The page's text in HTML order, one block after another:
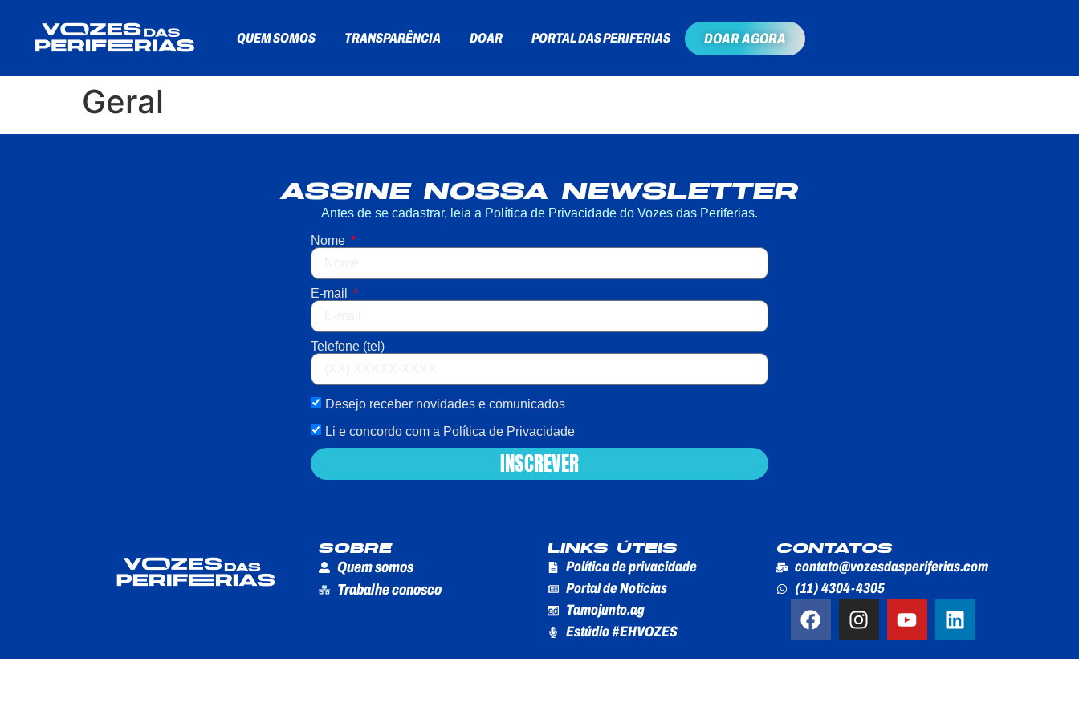
QUEM SOMOS TRANSPARÊNCIA DOAR PORTAL DAS PERIFERIAS DOAR AGORA
Geral
ASSINE NOSSA NEWSLETTER
Antes de se cadastrar, leia a Política de Privacidade do Vozes das Periferias.
Nome
E-mail
Telefone (tel)
Desejo receber novidades e comunicados
Li e concordo com a Política de Privacidade
INSCREVER
SOBRE
Quem somos
Trabalhe conosco
LINKS ÚTEIS
Política de privacidade
Portal de Notícias
Tamojunto.ag
Estúdio #EHVOZES
CONTATOS
contato@vozesdasperiferias.com
(11) 4304-4305